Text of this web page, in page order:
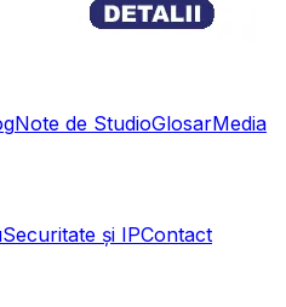
Note de StudioGlosarMedia
Securitate și IPContact